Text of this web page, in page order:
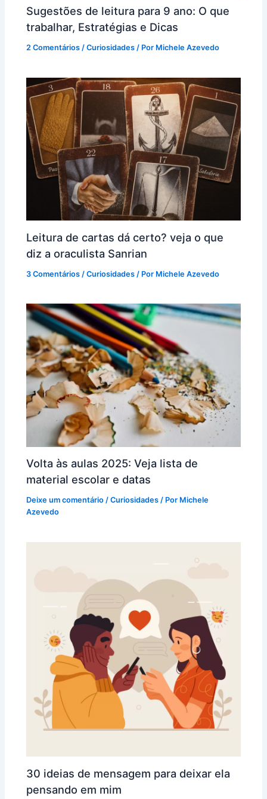
Sugestões de leitura para 9 ano: O que
trabalhar, Estratégias e Dicas
2 Comentários /Curiosidades / Por Michele Azevedo
Leitura de cartas dá certo? veja o que
diz a oraculista Sanrian
3 Comentários /Curiosidades / Por Michele Azevedo
Volta às aulas 2025: Veja lista de
material escolar e datas
Deixe um comentário /Curiosidades / Por Michele
Azevedo
30 ideias de mensagem para deixar ela
pensando em mim